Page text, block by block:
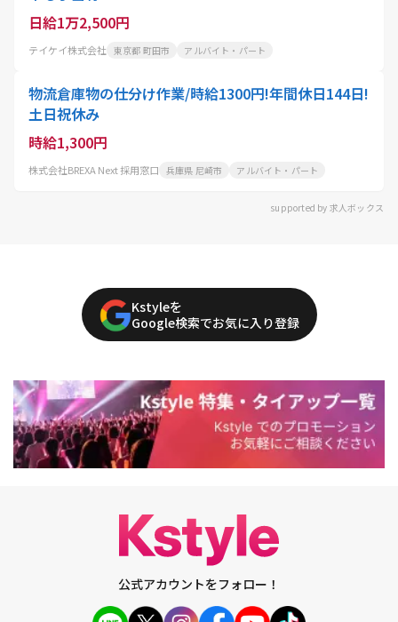
日給1万2,500円
テイケイ株式会社 東京都 町田市 アルバイト・パート
物流倉庫物の仕分け作業/時給1300円!年間休日144日!
土日祝休み
時給1,300円
株式会社BREXA Next 採用窓口 兵庫県 尼崎市 アルバイト・パート
supported by 求人ボックス
Kstyleを
Google検索でお気に入り登録
公式アカウントをフォロー！